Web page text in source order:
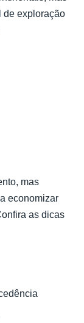
de exploração
mas
economizar
as dicas